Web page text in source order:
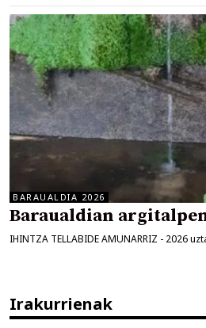
BARAUALDIA 2026
Baraualdian
IHINTZA TELLABIDE AMUNARRIZ - 2026
Irakurrienak